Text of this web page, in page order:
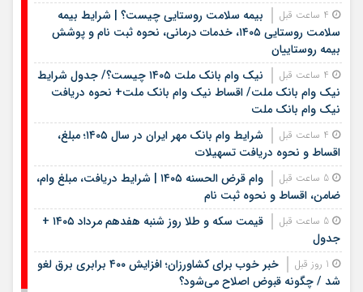
بیمه سلامت روستایی چیست؟ | شرایط بیمه
سلامت روستایی ۱۴۰۵، خدمات درمانی، نحوه ثبت نام و پوشش
بیمه روستاییان
نیک وام بانک ملت ۱۴۰۵ چیست؟/ جدول شرایط
نیک وام بانک ملت/ اقساط نیک وام بانک ملت+ نحوه دریافت
نیک وام بانک ملت
شرایط وام بانک مهر ایران در سال ۱۴۰۵؛ مبلغ،
اقساط و نحوه دریافت تسهیلات
وام قرض الحسنه ۱۴۰۵ | شرایط دریافت، مبلغ وام،
ضامن، اقساط و نحوه ثبت نام
قیمت سکه و طلا روز شنبه هفدهم مرداد ۱۴۰۵ +
جدول
خبر خوب برای کشاورزان؛ افزایش ۴۰۰ برابری برق لغو
شد / چگونه قبوض اصلاح می‌شود؟